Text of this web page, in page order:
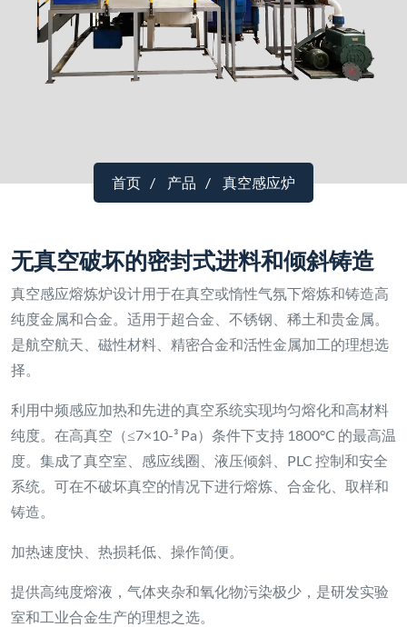
首页 产品 真空感应炉
无真空破坏的密封式进料和倾斜铸造
真空感应熔炼炉设计用于在真空或惰性气氛下熔炼和铸造高
纯度金属和合金。适用于超合金、不锈钢、稀土和贵金属。
是航空航天、磁性材料、精密合金和活性金属加工的理想选
择。
利用中频感应加热和先进的真空系统实现均匀熔化和高材料
纯度。在高真空（≤7×10-³ Pa）条件下支持 1800°C 的最高温
度。集成了真空室、感应线圈、液压倾斜、PLC 控制和安全
系统。可在不破坏真空的情况下进行熔炼、合金化、取样和
铸造。
加热速度快、热损耗低、操作简便。
提供高纯度熔液，气体夹杂和氧化物污染极少，是研发实验
室和工业合金生产的理想之选。